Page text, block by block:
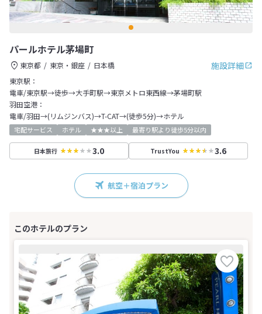
パールホテル茅場町
施設詳細
東京都 東京・銀座
日本橋
東京駅：
電車/東京駅→徒歩→大手町駅→東京メトロ東西線→茅場町駅
羽田空港：
電車/羽田→(リムジンバス)→T-CAT→(徒歩5分)→ホテル
宅配サービス ホテル ★★★以上 最寄り駅より徒歩5分以内
日本旅行 3.0 TrustYou 3.6
航空＋宿泊プラン